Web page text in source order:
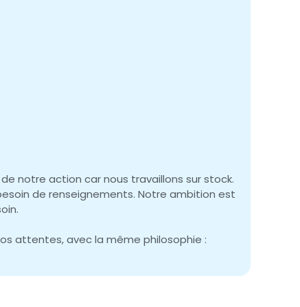
notre action car nous travaillons sur stock.
de renseignements. Notre ambition est
attentes, avec la même philosophie :